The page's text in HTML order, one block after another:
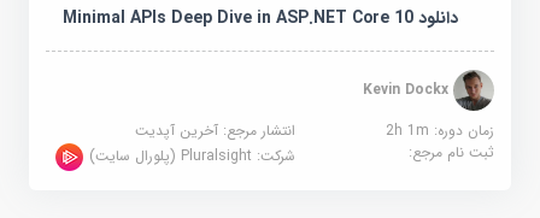
دانلود Minimal APIs Deep Dive in ASP.NET Core 10
Kevin Dockx
زمان دوره: 2h 1m
انتشار مرجع:آخرین آپدیت
ثبت نام مرجع:
شرکت:Pluralsight (پلورال سایت)